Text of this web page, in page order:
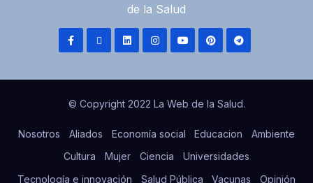
de la Salud
© Copyright 2022 La Web de la Salud.
Nosotros Aliados Economía social Educacion
Ambiente
Cultura
Mujer Ciencia
Universidades
Tecnología e innovación
Salud Pública Vacunas Opinión